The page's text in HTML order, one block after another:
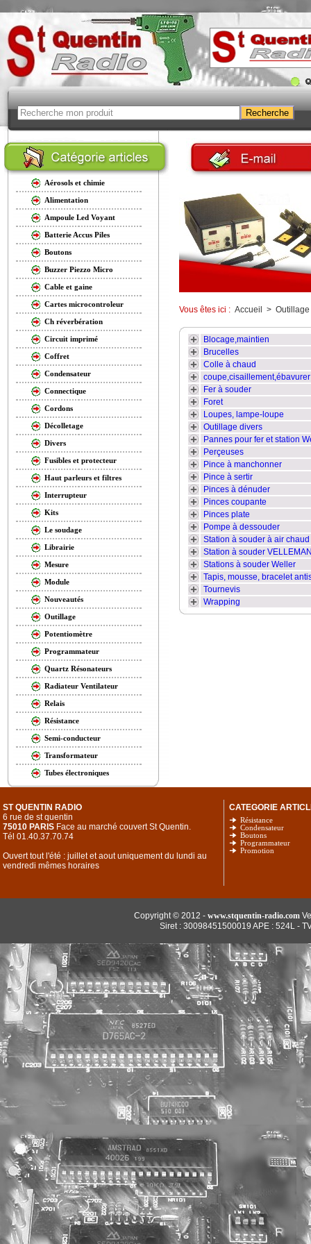
Aérosols et chimie
Alimentation
Ampoule Led Voyant
Batterie Accus Piles
Boutons
Buzzer Piezzo Micro
Cable et gaine
Cartes microcontroleur
Ch réverbération
Circuit imprimé
Coffret
Condensateur
Connectique
Cordons
Décolletage
Divers
Fusibles et protecteur
Haut parleurs et filtres
Interrupteur
Kits
Le soudage
Librairie
Mesure
Module
Nouveautés
Outillage
Potentiomètre
Programmateur
Quartz Résonateurs
Radiateur Ventilateur
Relais
Résistance
Semi-conducteur
Transformateur
Tubes électroniques
Vous êtes ici : Accueil > Outillage
Blocage,maintien
Brucelles
Colle à chaud
coupe,cisaillement,ébavurer
Fer à souder
Foret
Loupes, lampe-loupe
Outillage divers
Pannes pour fer et station
Perçeuses
Pince à manchonner
Pince à sertir
Pinces à dénuder
Pinces coupante
Pinces plate
Pompe à dessouder
Station à souder à air chaud
Station à souder
Stations à souder Weller
Tapis, mousse, bracelet
Tournevis
Wrapping
ST QUENTIN RADIO
6 rue de st quentin
75010 PARIS Face au marché couvert St Quentin.
Tél 01.40.37.70.74
Ouvert tout l'été : juillet et aout uniquement du lundi au
vendredi mêmes horaires
CATEGORIE
Résistance
Condensateur
Boutons
Programmateur
Promotion
Copyright © 2012 - www.stquentin-radio.com
Siret : 30098451500019 APE : 524L -